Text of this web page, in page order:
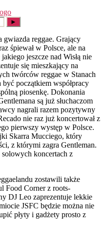
gwiazda reggae. Grający
śpiewał w Polsce, ale na
jeszcze nad Wisłą nie
się mieszkający na
twórców reggae w Stanach
początkiem współpracy
piosenkę. Dokonania
są już słuchaczom
nagrali razem pozytywny
nie raz już koncertował z
pierwszy występ w Polsce.
Skarra Mucciego, który
z którymi zagra Gentleman.
koncertach z
zostawili także
Food Corner z roots-
DJ Leo zaprezentuje lekkie
JSFC będzie można nie
płyty i gadżety prosto z